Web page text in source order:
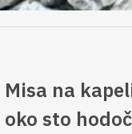
Misa na
oko sto